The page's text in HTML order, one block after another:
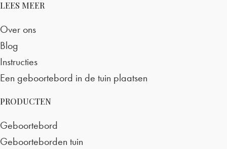
LEES MEER
Over ons
Blog
Instructies
Een geboortebord in de tuin plaatsen
PRODUCTEN
Geboortebord
Geboorteborden tuin